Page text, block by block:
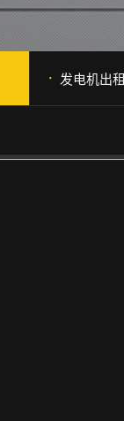
· 发电机出